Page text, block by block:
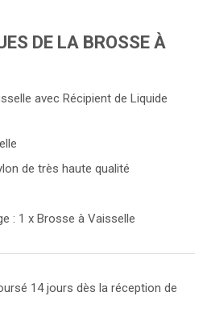
DE LA BROSSE À
avec Récipient de Liquide
de très haute qualité
: 1 x Brosse à Vaisselle
14 jours dès la réception de